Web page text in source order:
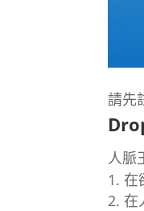
請先
人脈
在
在